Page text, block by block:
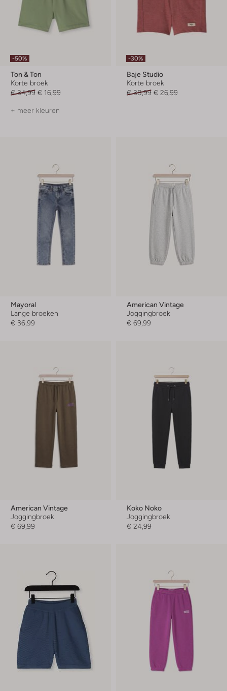
-50%
Ton & Ton
Korte broek
€ 34,99 € 16,99
+ meer kleuren
-30%
Baje Studio
Korte broek
€ 38,99 € 26,99
Mayoral
Lange broeken
€ 36,99
American Vintage
Joggingbroek
€ 69,99
American Vintage
Joggingbroek
€ 69,99
Koko Noko
Joggingbroek
€ 24,99